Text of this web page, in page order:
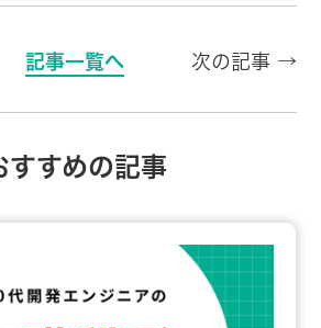
記事一覧へ 次の記事 →
すすめの記事